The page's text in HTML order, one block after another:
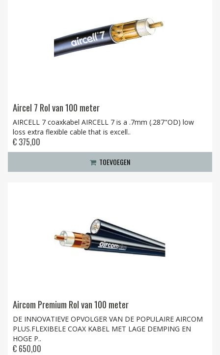
Aircel 7 Rol van 100 meter
AIRCELL 7 coaxkabel AIRCELL 7 is a .7mm (.287"OD) low
loss extra flexible cable that is excell..
€ 375,00
TOEVOEGEN
Aircom Premium Rol van 100 meter
DE INNOVATIEVE OPVOLGER VAN DE POPULAIRE AIRCOM
PLUS.FLEXIBELE COAX KABEL MET LAGE DEMPING EN
HOGE P..
€ 650,00